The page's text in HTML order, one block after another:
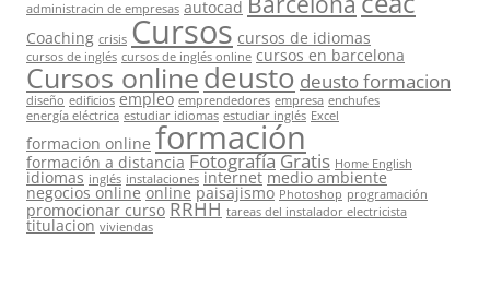
administracin de empresas autocad
Coaching crisis Cursos cursos de idiomas
cursos de inglés cursos de inglés online cursos en barcelona
Cursos onlinedeusto deusto formacion
diseño edificios empleo emprendedores empresa enchufes
energía eléctrica estudiar idiomas estudiar inglés Excel
formacion online formación
formación a distancia FotografíaGratis Home English
idiomas inglés instalaciones internet medio ambiente
negocios online online paisajismo Photoshop programación
promocionar curso RRHH tareas del instalador electricista
titulacion viviendas